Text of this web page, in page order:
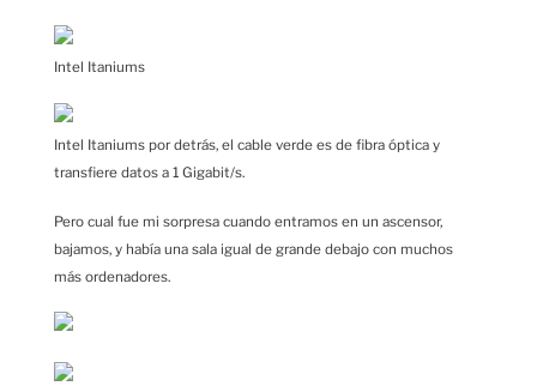
Intel Itaniums
Intel Itaniums por detrás, el cable verde es de fibra óptica y
transfiere datos a 1 Gigabit/s.
Pero cual fue mi sorpresa cuando entramos en un ascensor,
bajamos, y había una sala igual de grande debajo con muchos
más ordenadores.